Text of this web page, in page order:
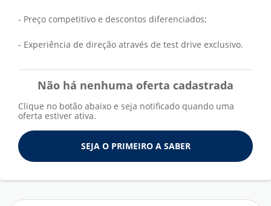
- Preço competitivo e descontos diferenciados;
- Experiência de direção através de test drive exclusivo.
Não há nenhuma oferta cadastrada
Clique no botão abaixo e seja notificado quando uma
oferta estiver ativa.
SEJA O PRIMEIRO A SABER